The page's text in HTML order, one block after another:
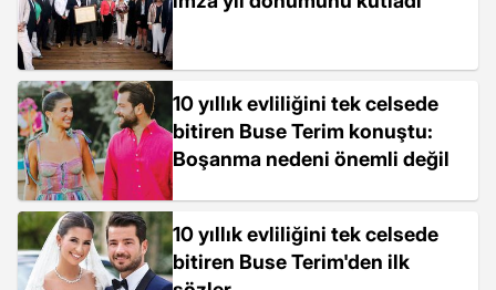
10 yıllık evliliğini tek celsede
bitiren Buse Terim konuştu:
Boşanma nedeni önemli değil
10 yıllık evliliğini tek celsede
bitiren Buse Terim'den ilk